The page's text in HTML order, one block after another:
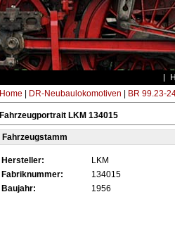
Home DR-Neubaulokomotiven BR 99.23-
Fahrzeugportrait LKM 134015
Fahrzeugstamm
Hersteller:
LKM
Fabriknummer:
134015
Baujahr:
1956